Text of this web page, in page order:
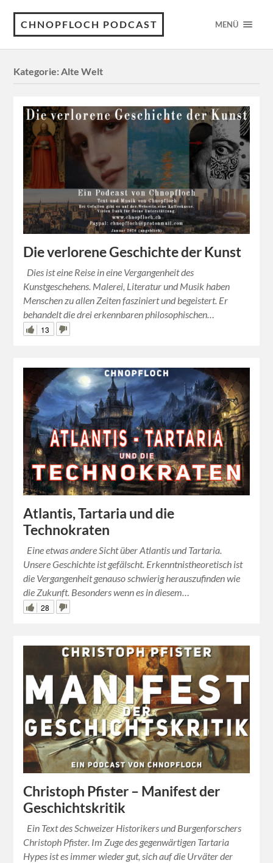
CHNOPFLOCH PODCAST MENÜ
Kategorie:Alte Welt
Die verlorene Geschichte der Kunst
Dies ist eine Reise in eine Vergangenheit des
Kunstgeschehens. Malerei, Literatur und Musik haben
Menschen zu allen Zeiten fasziniert und begeistert. Er
behandelt die drei erkennbaren philosophischen…
13
Atlantis, Tartaria und die
Technokraten
Eine etwas andere Sicht über Atlantis und Tartaria.
Unsere Geschichte ist gefälscht. Erkenntnistheoretisch ist
die Vergangenheit genauso schwierig herauszufinden wie
die Zukunft. Besonders wenn es in diesem…
28
Christoph Pfister – Manifest der
Geschichtskritik
Ein Text des Schweizer Historikers und Burgenforschers
Christoph Pfister. Im Zuge des gegenwärtigen Tartaria
Hypes ist es immer wieder gut, sich auf die Urväter der